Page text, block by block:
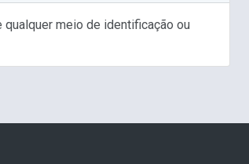
meio de identificação ou